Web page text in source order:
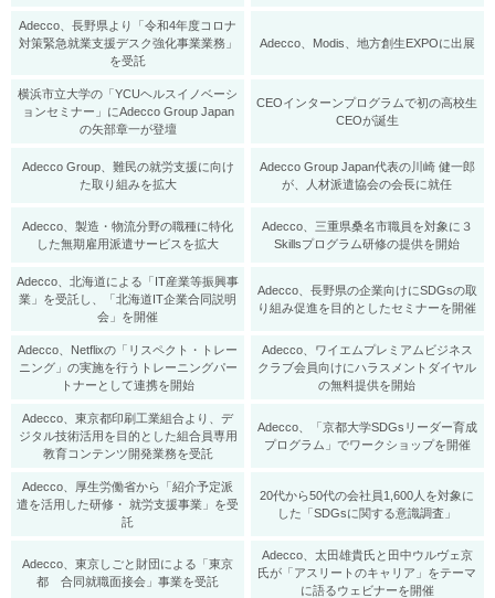
Adecco、長野県より「令和4年度コロナ
対策緊急就業支援デスク強化事業業務」
を受託
Adecco、Modis、地方創生EXPOに出展
横浜市立大学の「YCUヘルスイノベーシ
ョンセミナー」にAdecco Group Japan
の矢部章一が登壇
CEOインターンプログラムで初の高校生
CEOが誕生
Adecco Group、難民の就労支援に向け
た取り組みを拡大
Adecco Group Japan代表の川崎 健一郎
が、人材派遣協会の会長に就任
Adecco、製造・物流分野の職種に特化
した無期雇用派遣サービスを拡大
Adecco、三重県桑名市職員を対象に３
Skillsプログラム研修の提供を開始
Adecco、北海道による「IT産業等振興事
業」を受託し、「北海道IT企業合同説明
会」を開催
Adecco、長野県の企業向けにSDGsの取
り組み促進を目的としたセミナーを開催
Adecco、Netflixの「リスペクト・トレー
ニング」の実施を行うトレーニングパー
トナーとして連携を開始
Adecco、ワイエムプレミアムビジネス
クラブ会員向けにハラスメントダイヤル
の無料提供を開始
Adecco、東京都印刷工業組合より、デ
ジタル技術活用を目的とした組合員専用
教育コンテンツ開発業務を受託
Adecco、「京都大学SDGsリーダー育成
プログラム」でワークショップを開催
Adecco、厚生労働省から「紹介予定派
遣を活用した研修・ 就労支援事業」を受
託
20代から50代の会社員1,600人を対象に
した「SDGsに関する意識調査」
Adecco、東京しごと財団による「東京
都 合同就職面接会」事業を受託
Adecco、太田雄貴氏と田中ウルヴェ京
氏が「アスリートのキャリア」をテーマ
に語るウェビナーを開催